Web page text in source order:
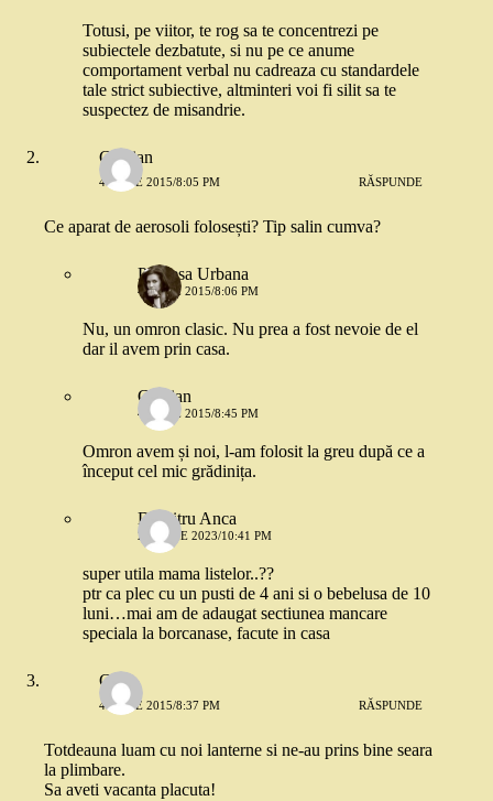
Totusi, pe viitor, te rog sa te concentrezi pe
subiectele dezbatute, si nu pe ce anume
comportament verbal nu cadreaza cu standardele
tale strict subiective, altminteri voi fi silit sa te
suspectez de misandrie.
Cristian
4 IUNIE 2015/8:05 PM RĂSPUNDE
Ce aparat de aerosoli folosești? Tip salin cumva?
Printesa Urbana
4 IUNIE 2015/8:06 PM
Nu, un omron clasic. Nu prea a fost nevoie de el
dar il avem prin casa.
Cristian
4 IUNIE 2015/8:45 PM
Omron avem și noi, l-am folosit la greu după ce a
început cel mic grădinița.
Dumitru Anca
22 IUNIE 2023/10:41 PM
super utila mama listelor..??
ptr ca plec cu un pusti de 4 ani si o bebelusa de 10
luni…mai am de adaugat sectiunea mancare
speciala la borcanase, facute in casa
Gabi
4 IUNIE 2015/8:37 PM RĂSPUNDE
Totdeauna luam cu noi lanterne si ne-au prins bine seara
la plimbare.
Sa aveti vacanta placuta!